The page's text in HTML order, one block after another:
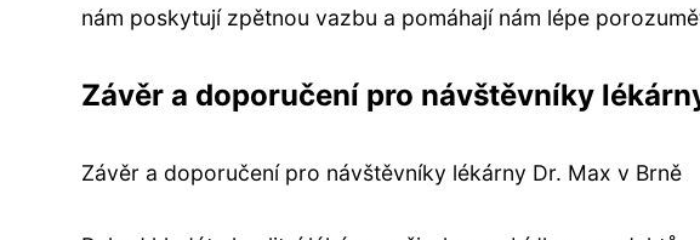
nám poskytují zpětnou vazbu a pomáhají nám lépe
Závěr a doporučení pro návštěvníky
Závěr a doporučení pro návštěvníky lékárny Dr. Max v Brně